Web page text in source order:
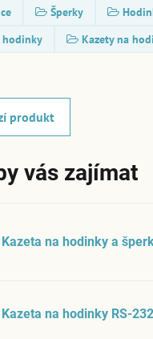
Šperky
hodinky
Kazety na
produkt
vás zajímat
Kazeta na hodinky a
Kazeta na hodinky RS-